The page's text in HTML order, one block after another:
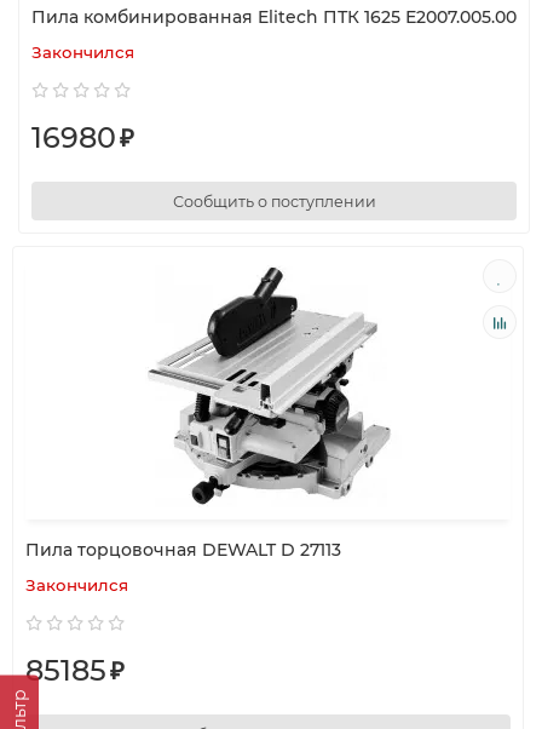
Пила комбинированная Elitech ПТК 1625 Е2007.005.00
Закончился
16980₽
Сообщить о поступлении
Пила торцовочная DEWALT D 27113
Закончился
85185₽